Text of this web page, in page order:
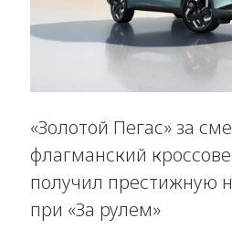
«Золотой Пегас» за
флагманский
получил престижную
при «За рулем»